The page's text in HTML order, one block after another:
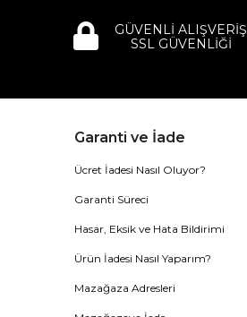
GÜVENLİ ALIŞVERİŞ
SSL GÜVENLİĞİ
Garanti ve İade
Ücret İadesi Nasıl Oluyor?
Garanti Süreci
Hasar, Eksik ve Hata Bildirimi
Ürün İadesi Nasıl Yaparım?
Mazağaza Adresleri